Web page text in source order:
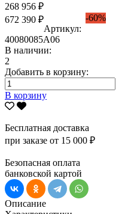
268 956 ₽
672 390 ₽
-60%
Артикул:
40080085А06
В наличии:
2
Добавить в корзину:
В корзину
Бесплатная доставка
при заказе от 15 000 ₽
Безопасная оплата
банковской картой
Описание